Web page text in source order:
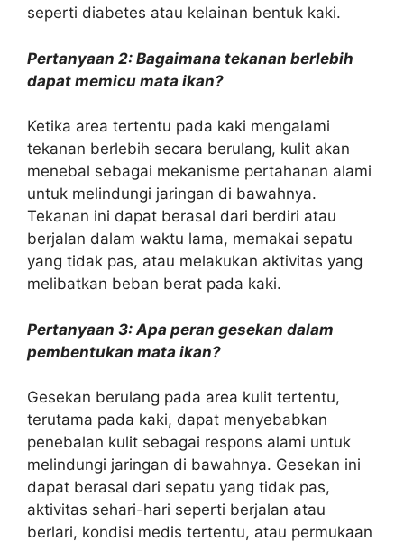
seperti diabetes atau kelainan bentuk kaki.
Pertanyaan 2: Bagaimana tekanan berlebih
dapat memicu mata ikan?
Ketika area tertentu pada kaki mengalami
tekanan berlebih secara berulang, kulit akan
menebal sebagai mekanisme pertahanan alami
untuk melindungi jaringan di bawahnya.
Tekanan ini dapat berasal dari berdiri atau
berjalan dalam waktu lama, memakai sepatu
yang tidak pas, atau melakukan aktivitas yang
melibatkan beban berat pada kaki.
Pertanyaan 3: Apa peran gesekan dalam
pembentukan mata ikan?
Gesekan berulang pada area kulit tertentu,
terutama pada kaki, dapat menyebabkan
penebalan kulit sebagai respons alami untuk
melindungi jaringan di bawahnya. Gesekan ini
dapat berasal dari sepatu yang tidak pas,
aktivitas sehari-hari seperti berjalan atau
berlari, kondisi medis tertentu, atau permukaan